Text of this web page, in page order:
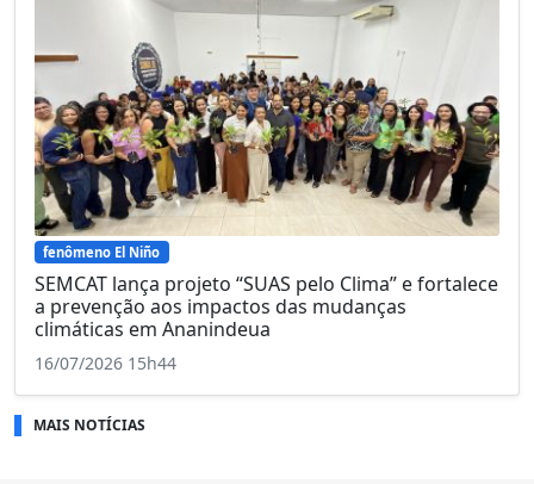
fenômeno El Niño
SEMCAT lança projeto “SUAS pelo Clima” e fortalece
a prevenção aos impactos das mudanças
climáticas em Ananindeua
16/07/2026 15h44
MAIS NOTÍCIAS